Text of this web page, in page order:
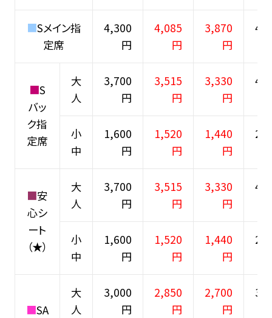
■Sメイン指
定席
4,300
円
4,085
円
3,870
円
■S
バッ
ク指
定席
大
人
3,700
円
3,515
円
3,330
円
小
中
1,600
円
1,520
円
1,440
円
■安
心シ
ート
（★）
大
人
3,700
円
3,515
円
3,330
円
小
中
1,600
円
1,520
円
1,440
円
■SA
大
人
3,000
円
2,850
円
2,700
円